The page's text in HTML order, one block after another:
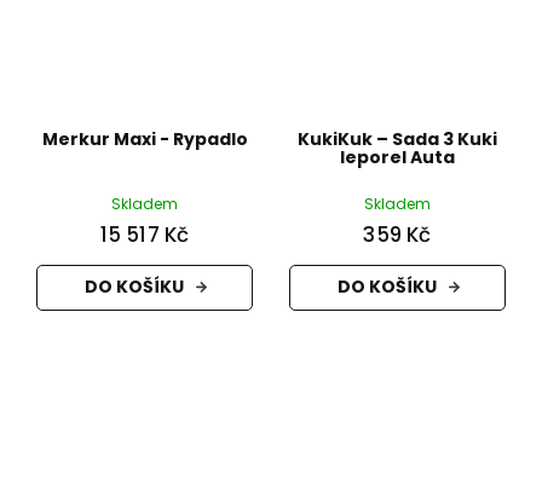
Merkur Maxi - Rypadlo
Skladem
15 517 Kč
DO KOŠÍKU
KukiKuk – Sada 3 Kuki
leporel Auta
Skladem
359 Kč
DO KOŠÍKU